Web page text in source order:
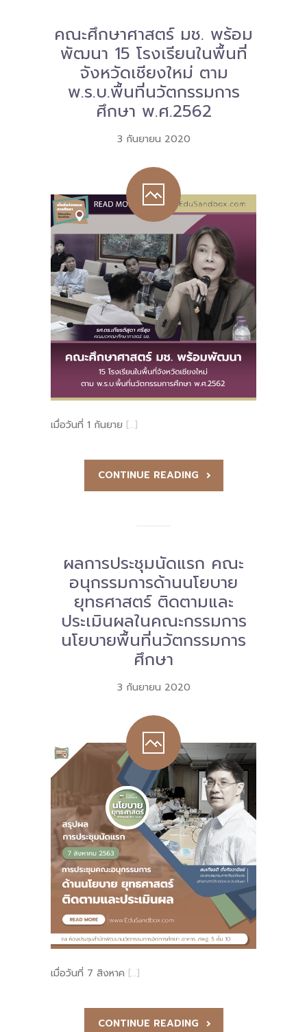
คณะศึกษาศาสตร์ มช. พร้อม
พัฒนา 15 โรงเรียนในพื้นที่
จังหวัดเชียงใหม่ ตาม
พ.ร.บ.พื้นที่นวัตกรรมการ
ศึกษา พ.ศ.2562
3 กันยายน 2020
เมื่อวันที่ 1 กันยาย […]
CONTINUE READING
ผลการประชุมนัดแรก คณะ
อนุกรรมการด้านนโยบาย
ยุทธศาสตร์ ติดตามและ
ประเมินผลในคณะกรรมการ
นโยบายพื้นที่นวัตกรรมการ
ศึกษา
3 กันยายน 2020
เมื่อวันที่ 7 สิงหาค […]
CONTINUE READING